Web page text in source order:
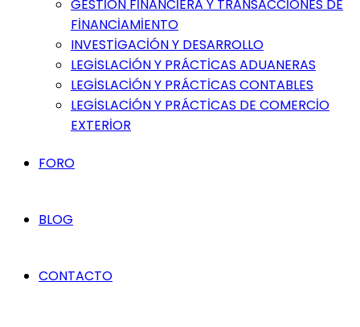
GESTİÓN FİNANCİERA Y TRANSACCİONES DE
FİNANCİAMİENTO
INVESTİGACİÓN Y DESARROLLO
LEGİSLACİÓN Y PRÁCTİCAS ADUANERAS
LEGİSLACİÓN Y PRÁCTİCAS CONTABLES
LEGİSLACİÓN Y PRÁCTİCAS DE COMERCİO
EXTERİOR
FORO
BLOG
CONTACTO